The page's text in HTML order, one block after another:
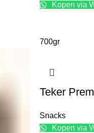
Kopen via
700gr
Teker
Snacks
Kopen via